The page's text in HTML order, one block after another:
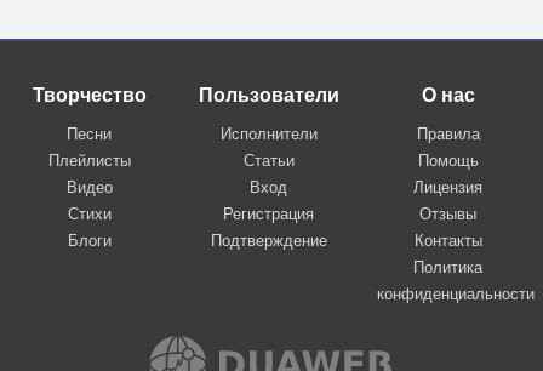
Творчество
Песни
Плейлисты
Видео
Стихи
Блоги
Пользователи
Исполнители
Статьи
Вход
Регистрация
Подтверждение
О нас
Правила
Помощь
Лицензия
Отзывы
Контакты
Политика
конфиденциальности